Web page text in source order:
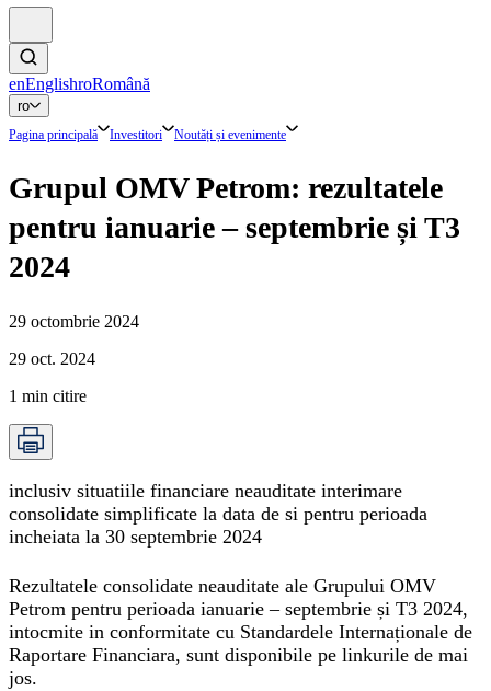
enEnglishroRomână
ro
Pagina principală Investitori Noutăți și evenimente
Grupul OMV Petrom: rezultatele
pentru ianuarie – septembrie și T3
2024
29 octombrie 2024
29 oct. 2024
1 min citire
inclusiv situatiile financiare neauditate interimare
consolidate simplificate la data de si pentru perioada
incheiata la 30 septembrie 2024
Rezultatele consolidate neauditate ale Grupului OMV
Petrom pentru perioada ianuarie – septembrie și T3 2024,
intocmite in conformitate cu Standardele Internaționale de
Raportare Financiara, sunt disponibile pe linkurile de mai
jos.